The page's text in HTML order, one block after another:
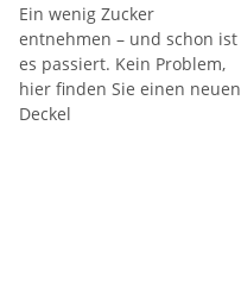
Ein wenig Zucker
entnehmen – und schon ist
es passiert. Kein Problem,
hier finden Sie einen neuen
Deckel